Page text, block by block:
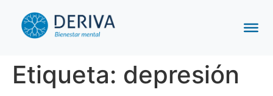
Etiqueta: depresión